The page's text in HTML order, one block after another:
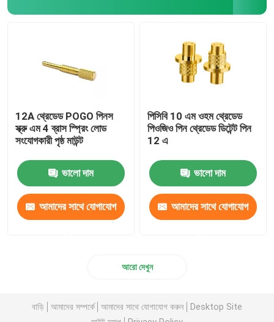
12A থ্রেডেড POGO পিনস
স্ক্রু এম 4 ব্রাস স্প্রিং লোড
সংযোগকারী পৃষ্ঠ মাউন্ট
ভালো দাম
আমাদের সাথে যোগাযোগ
পিসিবি 10 এম ওহম থ্রেডেড
পিওজিও পিন থ্রেডেড ডিটেন্ট পিন
12 এ
ভালো দাম
আমাদের সাথে যোগাযোগ
আরো দেখুন
বাড়ি আমাদের সম্পর্কে আমাদের সাথে যোগাযোগ করুন
Desktop Site